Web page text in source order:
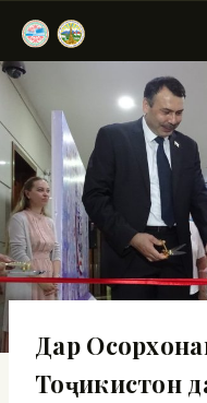
Дар
Тоҷикистон